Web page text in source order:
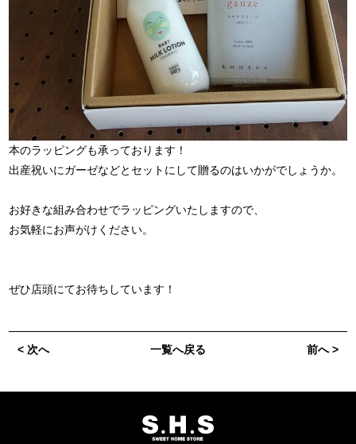
本のラッピングも承っております！
出産祝いにガーゼなどとセットにして贈るのはいかがでしょうか。
お好きな組み合わせでラッピングいたしますので、
お気軽にお声がけください。
ぜひ店頭にてお待ちしています！
< 次へ 前へ >
一覧へ戻る